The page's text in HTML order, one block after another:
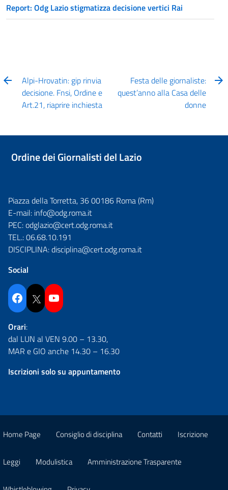
Report: Odg Lazio stigmatizza decisione vertici Rai
Alpi-Hrovatin: gip rinvia
decisione. Fnsi, Ordine e
Art.21, riaprire inchiesta
Festa delle giornaliste:
quest’anno alla Casa delle
donne
Ordine dei Giornalisti del Lazio
Piazza della Torretta, 36 00186 Roma (Rm)
E-mail: info@odg.roma.it
PEC:odglazio@cert.odg.roma.it
TEL.:06.68.10.191
DISCIPLINA:disciplina@cert.odg.roma.it
Social
Facebook Twitter YouTube
Orari:
dal LUN al VEN 9.00 – 13.30,
MAR e GIO anche 14.30 – 16.30
Iscrizioni solo su appuntamento
Home Page Consiglio di disciplina Contatti Iscrizione
Leggi Modulistica Amministrazione Trasparente